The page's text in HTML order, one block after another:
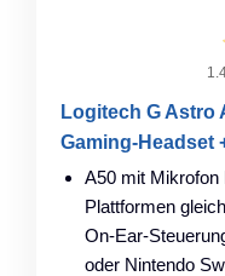
Logitech G Astro
Gaming-Headset
A50 mit
Plattformen
On-Ear-
oder Nintendo